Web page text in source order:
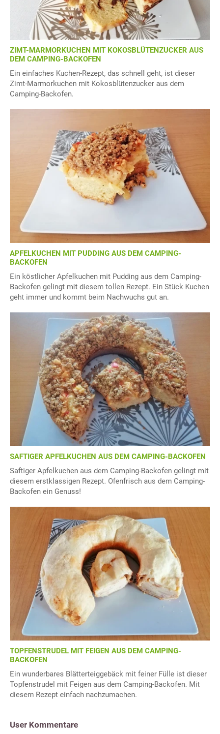
ZIMT-MARMORKUCHEN MIT KOKOSBLÜTENZUCKER AUS
DEM CAMPING-BACKOFEN
Ein einfaches Kuchen-Rezept, das schnell geht, ist dieser
Zimt-Marmorkuchen mit Kokosblütenzucker aus dem
Camping-Backofen.
APFELKUCHEN MIT PUDDING AUS DEM CAMPING-
BACKOFEN
Ein köstlicher Apfelkuchen mit Pudding aus dem Camping-
Backofen gelingt mit diesem tollen Rezept. Ein Stück Kuchen
geht immer und kommt beim Nachwuchs gut an.
SAFTIGER APFELKUCHEN AUS DEM CAMPING-BACKOFEN
Saftiger Apfelkuchen aus dem Camping-Backofen gelingt mit
diesem erstklassigen Rezept. Ofenfrisch aus dem Camping-
Backofen ein Genuss!
TOPFENSTRUDEL MIT FEIGEN AUS DEM CAMPING-
BACKOFEN
Ein wunderbares Blätterteiggebäck mit feiner Fülle ist dieser
Topfenstrudel mit Feigen aus dem Camping-Backofen. Mit
diesem Rezept einfach nachzumachen.
User Kommentare